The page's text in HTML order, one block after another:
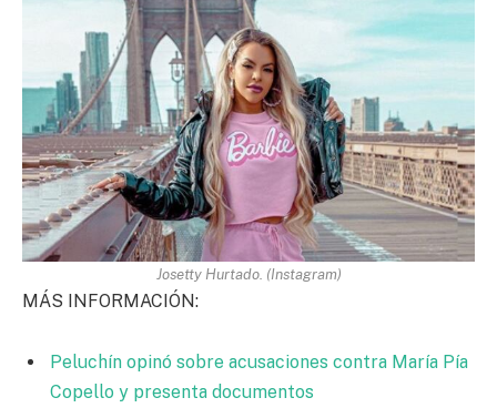
Josetty Hurtado. (Instagram)
MÁS INFORMACIÓN:
Peluchín opinó sobre acusaciones contra María Pía
Copello y presenta documentos